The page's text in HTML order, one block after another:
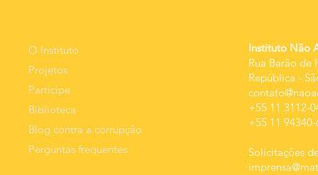
resultado.
O Instituto
Projetos
Participe
Biblioteca
Blog contra a corrupção
Perguntas frequentes
Instituto Não
Rua Barão de
República -
+55 11 3112-
+55 11
Solicitações